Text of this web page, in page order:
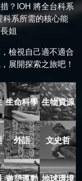
？IOH 將全台科系
科系所需的核心能
姐
檢視自己適不適合
展開探索之旅吧！
生命科學 生物資源
外語 文史哲
遊憩運動 地球環境